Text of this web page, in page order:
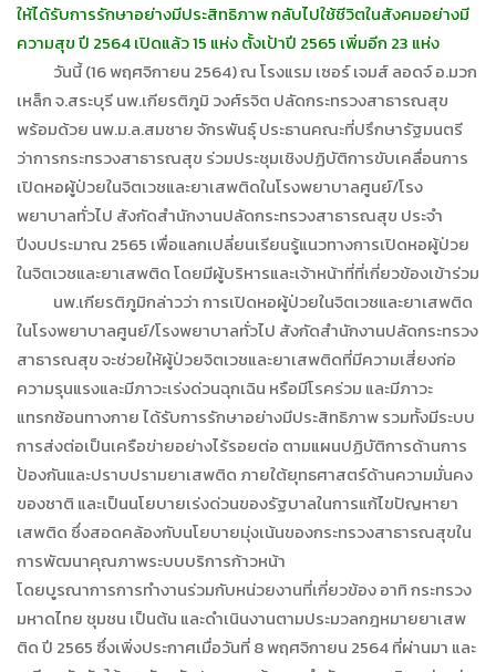
ให้ได้รับการรักษาอย่างมีประสิทธิภาพ กลับไปใช้ชีวิตในสังคมอย่างมี
ความสุข ปี 2564 เปิดแล้ว 15 แห่ง ตั้งเป้าปี 2565 เพิ่มอีก 23 แห่ง
วันนี้ (16 พฤศจิกายน 2564) ณ โรงแรม เซอร์ เจมส์ ลอดจ์ อ.มวก
เหล็ก จ.สระบุรี นพ.เกียรติภูมิ วงศ์รจิต ปลัดกระทรวงสาธารณสุข
พร้อมด้วย นพ.ม.ล.สมชาย จักรพันธุ์ ประธานคณะที่ปรึกษารัฐมนตรี
ว่าการกระทรวงสาธารณสุข ร่วมประชุมเชิงปฏิบัติการขับเคลื่อนการ
เปิดหอผู้ป่วยในจิตเวชและยาเสพติดในโรงพยาบาลศูนย์/โรง
พยาบาลทั่วไป สังกัดสำนักงานปลัดกระทรวงสาธารณสุข ประจำ
ปีงบประมาณ 2565 เพื่อแลกเปลี่ยนเรียนรู้แนวทางการเปิดหอผู้ป่วย
ในจิตเวชและยาเสพติด โดยมีผู้บริหารและเจ้าหน้าที่ที่เกี่ยวข้องเข้าร่วม
นพ.เกียรติภูมิกล่าวว่า การเปิดหอผู้ป่วยในจิตเวชและยาเสพติด
ในโรงพยาบาลศูนย์/โรงพยาบาลทั่วไป สังกัดสำนักงานปลัดกระทรวง
สาธารณสุข จะช่วยให้ผู้ป่วยจิตเวชและยาเสพติดที่มีความเสี่ยงก่อ
ความรุนแรงและมีภาวะเร่งด่วนฉุกเฉิน หรือมีโรคร่วม และมีภาวะ
แทรกซ้อนทางกาย ได้รับการรักษาอย่างมีประสิทธิภาพ รวมทั้งมีระบบ
การส่งต่อเป็นเครือข่ายอย่างไร้รอยต่อ ตามแผนปฏิบัติการด้านการ
ป้องกันและปราบปรามยาเสพติด ภายใต้ยุทธศาสตร์ด้านความมั่นคง
ของชาติ และเป็นนโยบายเร่งด่วนของรัฐบาลในการแก้ไขปัญหายา
เสพติด ซึ่งสอดคล้องกับนโยบายมุ่งเน้นของกระทรวงสาธารณสุขใน
การพัฒนาคุณภาพระบบบริการก้าวหน้า
โดยบูรณาการการทำงานร่วมกับหน่วยงานที่เกี่ยวข้อง อาทิ กระทรวง
มหาดไทย ชุมชน เป็นต้น และดำเนินงานตามประมวลกฎหมายยาเสพ
ติด ปี 2565 ซึ่งเพิ่งประกาศเมื่อวันที่ 8 พฤศจิกายน 2564 ที่ผ่านมา และ